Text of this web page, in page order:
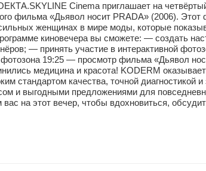
Cinema приглашает на
фильма «Дьявол носит PRADA» (2006).
женщинах в мире моды, которые
киновечера вы сможете: — создать
— принять участие в интерактивной
19:25 — просмотр фильма «Дьявол
медицина и красота! KODERM
стандартом качества, точной
и выгодными предложениями для
на этот вечер, чтобы вдохновиться,